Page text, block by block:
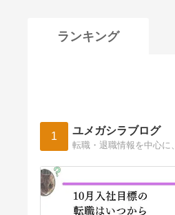
ランキング
1 ユメガシラブログ
転職・退職情報を中心に